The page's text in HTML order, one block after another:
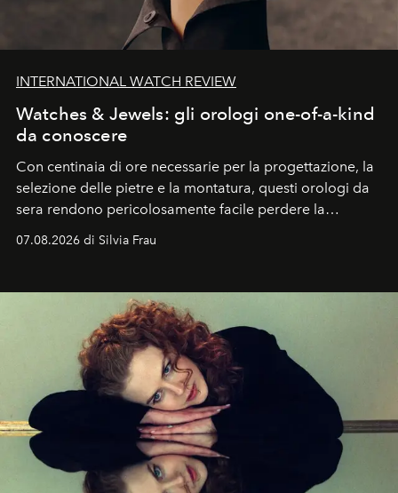
INTERNATIONAL WATCH REVIEW
Watches & Jewels: gli orologi one-of-a-kind
da conoscere
Con centinaia di ore necessarie per la progettazione, la
selezione delle pietre e la montatura, questi orologi da
sera rendono pericolosamente facile perdere la
cognizione del tempo. Ma con quadranti così
07.08.2026 di Silvia Frau